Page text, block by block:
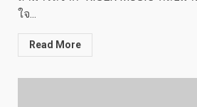
ใจ...
Read More